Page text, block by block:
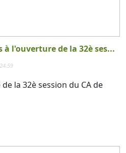
l'ouverture de la 32è ses...
la 32è session du CA de